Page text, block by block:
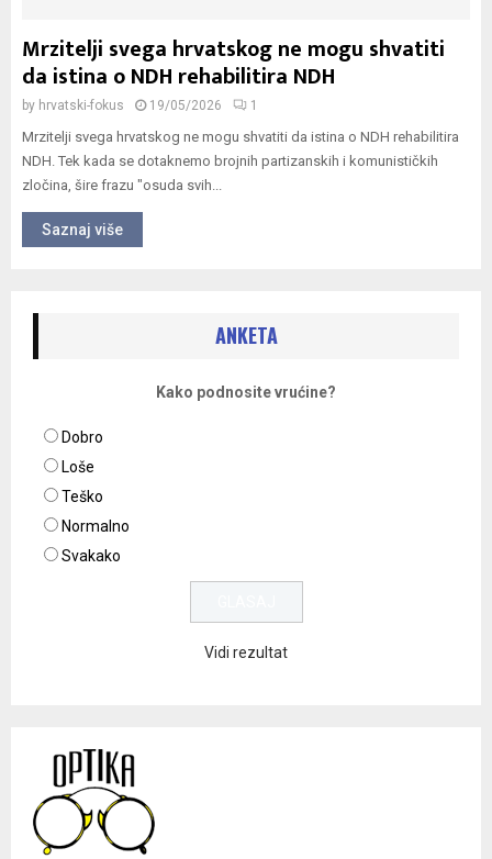
Mrzitelji svega hrvatskog ne mogu shvatiti
da istina o NDH rehabilitira NDH
by hrvatski-fokus 19/05/2026 1
Mrzitelji svega hrvatskog ne mogu shvatiti da istina o NDH rehabilitira
NDH. Tek kada se dotaknemo brojnih partizanskih i komunističkih
zločina, šire frazu "osuda svih...
Saznaj više
ANKETA
Kako podnosite vrućine?
Dobro
Loše
Teško
Normalno
Svakako
Vidi rezultat